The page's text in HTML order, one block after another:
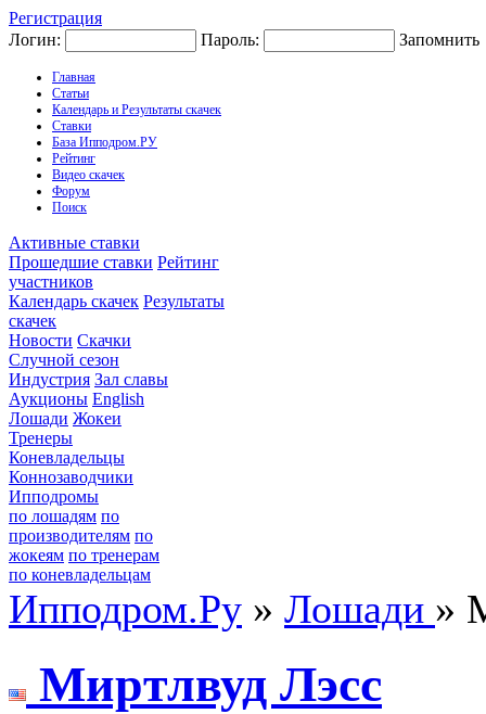
Регистрация
Логин:
Пароль: Запомнить
Главная
Статьи
Календарь и Результаты скачек
Ставки
База Ипподром.РУ
Рейтинг
Видео скачек
Форум
Поиск
Активные ставки
Прошедшие ставки Рейтинг
участников
Календарь скачек Результаты
скачек
Новости Скачки
Случной сезон
Индустрия Зал славы
Аукционы English
Лошади Жокеи
Тренеры
Коневладельцы
Коннозаводчики
Ипподромы
по лошадям по
производителям по
жокеям по тренерам
по коневладельцам
Ипподром.Ру » Лошади »
Миpтлвуд Лэcc